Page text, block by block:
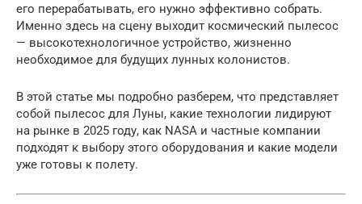
его перерабатывать, его нужно эффективно собрать.
Именно здесь на сцену выходит космический пылесос
— высокотехнологичное устройство, жизненно
необходимое для будущих лунных колонистов.
В этой статье мы подробно разберем, что представляет
собой пылесос для Луны, какие технологии лидируют
на рынке в 2025 году, как NASA и частные компании
подходят к выбору этого оборудования и какие модели
уже готовы к полету.